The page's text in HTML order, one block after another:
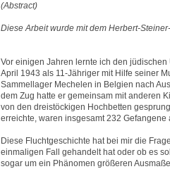
(Abstract)
Diese Arbeit wurde mit dem Herbert-
Vor einigen Jahren lernte ich den
April 1943 als 11-Jähriger mit Hilfe seiner
Sammellager Mechelen in Belgien nach
dem Zug hatte er gemeinsam mit anderen
von den dreistöckigen Hochbetten
erreichte, waren insgesamt 232
Diese Fluchtgeschichte hat bei mir die
einmaligen Fall gehandelt hat oder ob es
sogar um ein Phänomen größeren